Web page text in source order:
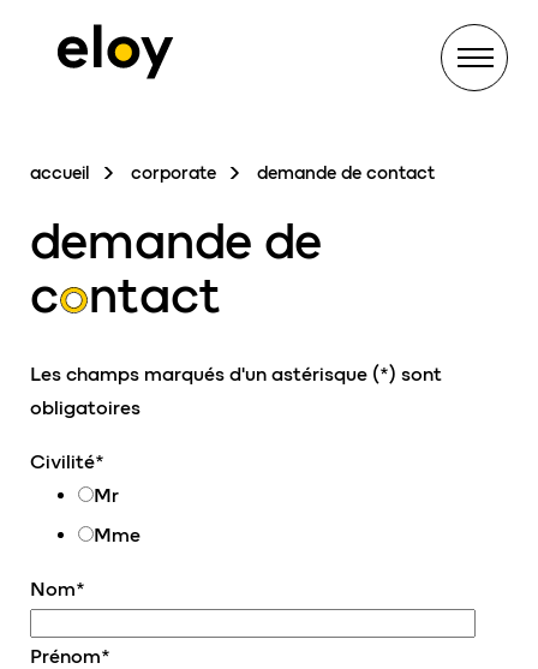
Menu
accueil corporate demande de contact
demande de
contact
Les champs marqués d'un astérisque (*) sont
obligatoires
Civilité*
Mr
Mme
Nom*
Prénom*